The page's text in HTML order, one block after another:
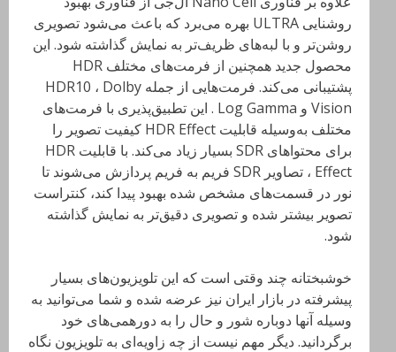
روشنایی ULTRA بهره می‌برد که باعث می‌شود تصویری
روشن‌تر و با لبه‌های ظریف‌تر به نمایش گذاشته شود. این
محصول جدید همچنین از فرمت‌های مختلف HDR
پشتیبانی می‌کند. فرمت‌هایی از جمله HDR10 ، Dolby
Vision و Log Gamma . این تطبیق‌پذیری با فرمت‌های
مختلف به‌وسیله قابلیت HDR Effect کیفیت تصویر را
برای محتواهای SDR بسیار زیاد می‌کند. با قابلیت HDR
Effect ، تصاویر SDR فریم به فریم پردازش می‌شوند تا
نور در قسمت‌های مشخص شده بهبود پیدا کند، کنتراست
تصویر بیشتر شده و تصویری دقیق‌تر به نمایش گذاشته
شود.
خوشبختانه چند وقتی است که این تلویزیون‌های بسیار
پیشرفته در بازار ایران نیز عرضه شده و شما می‌توانید به
وسیله آنها دوباره شور و حال را به دورهمی‌های خود
برگردانید. دیگر مهم نیست از چه زاویه‌ای به تلویزیون نگاه